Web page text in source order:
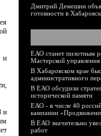
и
и
Дмитрий Демешин
готовности в
ЕАО станет пилотным
Мастерской
В Хабаровском крае
административного
В ЕАО обсудили
исторической памяти
ЕАО - в числе 40
кампании
В ЕАО значительно
работ